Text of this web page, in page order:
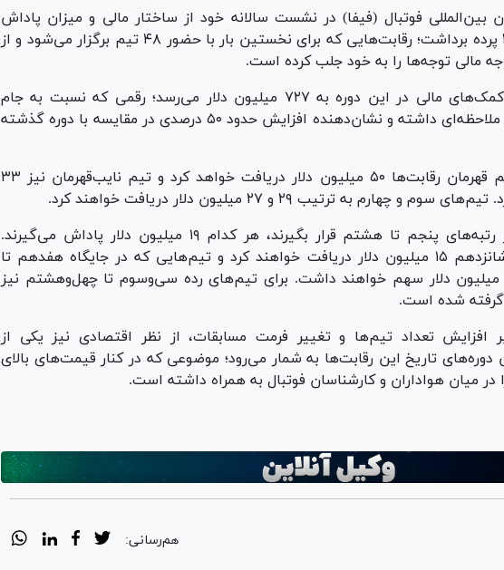
بین‌المللی فوتبال (فیفا) در نشست سالانه خود از ساختار مالی و میزان پاداش
تیم‌ها در جام جهانی ۲۰۲۶ پرده برداشت؛ رقابت‌هایی که برای نخستین بار با حضور ۴۸ تیم برگزار می‌شود و از
مالی توجه‌ها را به خود جلب کرده است.
طبق اعلام فیفا، مجموع کمک‌های مالی در این دوره به ۷۲۷ میلیون دلار می‌رسد؛ رقمی که نسبت به جام
جهانی ۲۰۲۲ قطر رشد قابل ملاحظه‌ای داشته و نشان‌دهنده افزایش حدود ۵۰ درصدی در مقایسه با دوره گذشته
بر اساس این ساختار، تیم قهرمان رقابت‌ها ۵۰ میلیون دلار دریافت خواهد کرد و تیم نایب‌قهرمان نیز ۳۳
به ترتیب ۲۹ و ۲۷ میلیون دلار دریافت خواهند کرد.
همچنین تیم‌هایی که در رتبه‌های پنجم تا هشتم قرار بگیرند، هر کدام ۱۹ میلیون دلار پاداش می‌گیرند.
تیم‌های رده‌های نهم تا شانزدهم ۱۵ میلیون دلار دریافت خواهند کرد و تیم‌هایی که در جایگاه هفدهم تا
سی‌ودوم قرار می‌گیرند، ۱۱ میلیون دلار سهم خواهند داشت. برای تیم‌های رده سی‌وسوم تا چهل‌وهشتم نیز
۲۰۲۶ علاوه بر افزایش تعداد تیم‌ها و تغییر فرمت مسابقات، از نظر اقتصادی نیز یکی از
دوره‌های تاریخ این رقابت‌ها به شمار می‌رود؛ موضوعی که در کنار قیمت‌های بالای
میان هواداران و کارشناسان فوتبال به همراه داشته است.
هم‌رسانی: